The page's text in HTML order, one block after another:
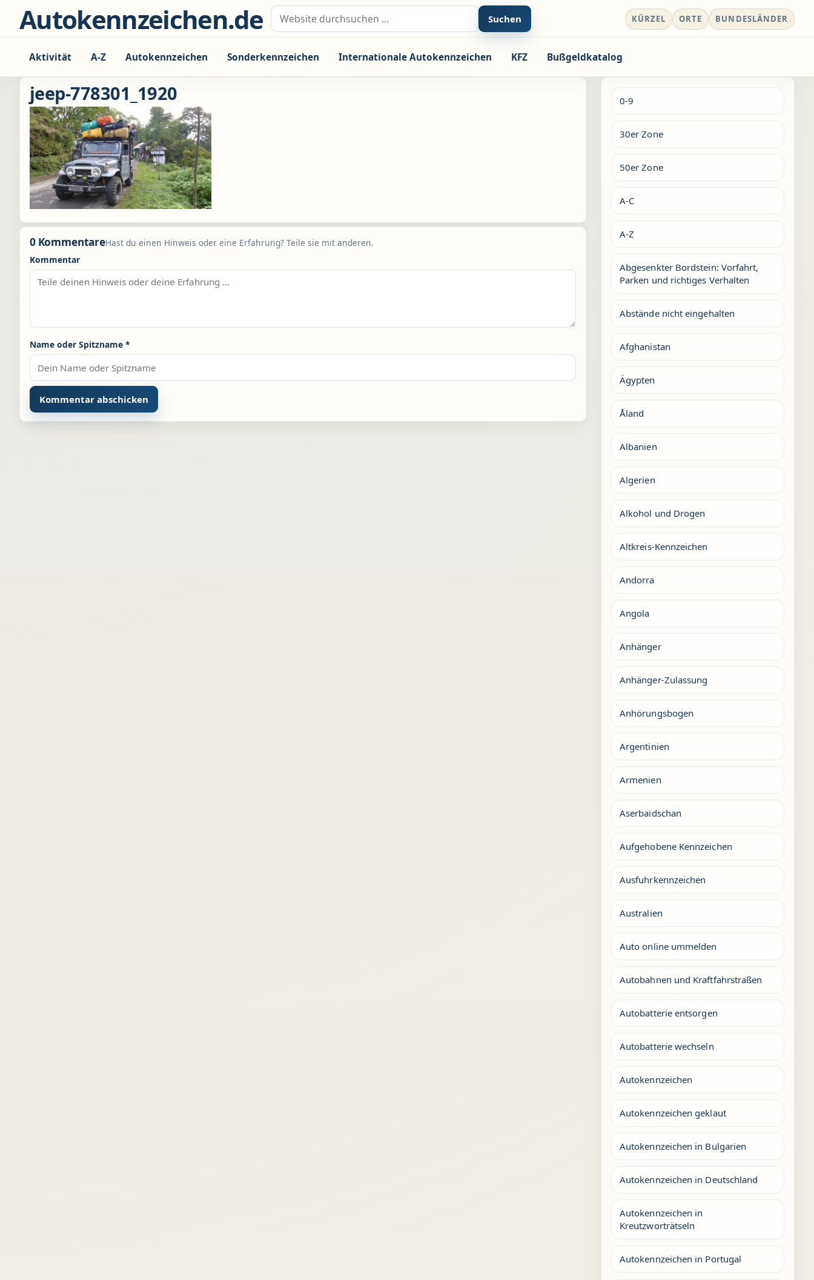
Zum Inhalt springen
Autokennzeichen.de Suche nach: Suchen KÜRZEL ORTE BUNDESLÄNDER
Aktivität A-Z Autokennzeichen Sonderkennzeichen Internationale Autokennzeichen KFZ Bußgeldkatalog
jeep-778301_1920
0 KommentareHast du einen Hinweis oder eine Erfahrung? Teile sie mit anderen.
Kommentar
Name oder Spitzname *
Alternative:
0-9
30er Zone
50er Zone
A-C
A-Z
Abgesenkter Bordstein: Vorfahrt,
Parken und richtiges Verhalten
Abstände nicht eingehalten
Afghanistan
Ägypten
Åland
Albanien
Algerien
Alkohol und Drogen
Altkreis-Kennzeichen
Andorra
Angola
Anhänger
Anhänger-Zulassung
Anhörungsbogen
Argentinien
Armenien
Aserbaidschan
Aufgehobene Kennzeichen
Ausfuhrkennzeichen
Australien
Auto online ummelden
Autobahnen und Kraftfahrstraßen
Autobatterie entsorgen
Autobatterie wechseln
Autokennzeichen
Autokennzeichen geklaut
Autokennzeichen in Bulgarien
Autokennzeichen in Deutschland
Autokennzeichen in
Kreutzworträtseln
Autokennzeichen in Portugal